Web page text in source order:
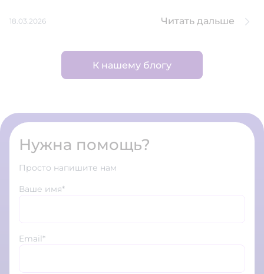
18.03.2026 Читать дальше
К нашему блогу
Нужна помощь?
Просто напишите нам
Ваше имя*
Email*